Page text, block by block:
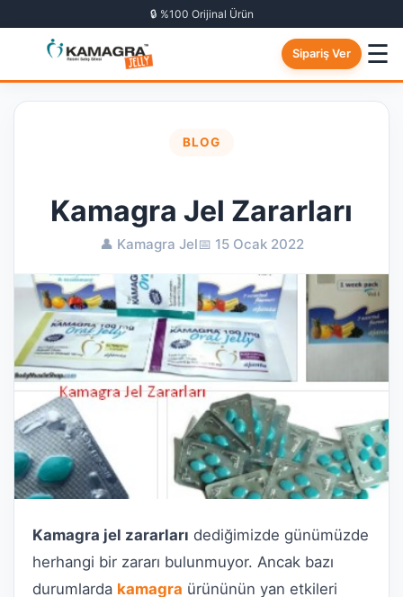
🔒 %100 Orijinal Ürün
Sipariş Ver ☰
BLOG
Kamagra Jel Zararları
👤 Kamagra Jel📅 15 Ocak 2022
Kamagra jel zararları dediğimizde günümüzde
herhangi bir zararı bulunmuyor. Ancak bazı
durumlarda kamagra ürününün yan etkileri